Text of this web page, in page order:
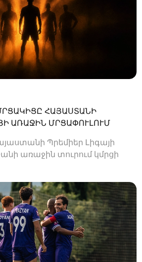
ՀԱՅԱՍՏԱՆԻ
ԱՌԱՋԻՆ ՄՐՑԱՓՈՒԼՈՒՄ
Պրեմիեր Լիգայի
առաջին տուրում կմրցի